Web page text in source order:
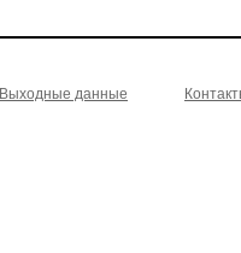
Выходные данные